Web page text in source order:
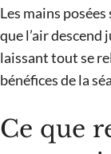
Les mains
que l’air descend
laissant tout se
bénéfices de la
Ce que